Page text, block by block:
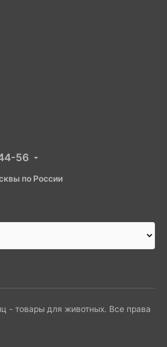
56
по России
- товары для животных. Все права